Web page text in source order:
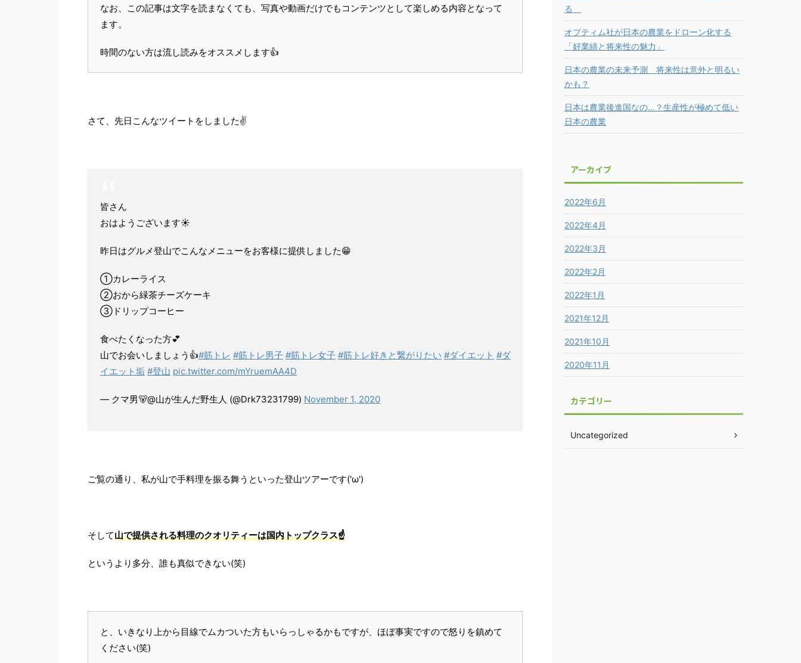
なお、この記事は文字を読まなくても、写真や動画だけでもコンテンツとして楽しめる内容となって
ます。
時間のない方は流し読みをオススメします👍
さて、先日こんなツイートをしました✌
皆さん
おはようございます☀
昨日はグルメ登山でこんなメニューをお客様に提供しました😁
①カレーライス
②おから緑茶チーズケーキ
③ドリップコーヒー
食べたくなった方💕
山でお会いしましょう👍#筋トレ #筋トレ男子 #筋トレ女子 #筋トレ好きと繋がりたい #ダイエット #ダ
イエット垢 #登山 pic.twitter.com/mYruemAA4D
— クマ男🐻@山が生んだ野生人 (@Drk73231799) November 1, 2020
ご覧の通り、私が山で手料理を振る舞うといった登山ツアーです('ω')
そして山で提供される料理のクオリティーは国内トップクラス☝
というより多分、誰も真似できない(笑)
と、いきなり上から目線でムカついた方もいらっしゃるかもですが、ほぼ事実ですので怒りを鎮めて
ください(笑)
る
オプティム社が日本の農業をドローン化する
「好業績と将来性の魅力」
日本の農業の未来予測 将来性は意外と明るい
かも？
日本は農業後進国なの…？生産性が極めて低い
日本の農業
アーカイブ
2022年6月
2022年4月
2022年3月
2022年2月
2022年1月
2021年12月
2021年10月
2020年11月
カテゴリー
Uncategorized